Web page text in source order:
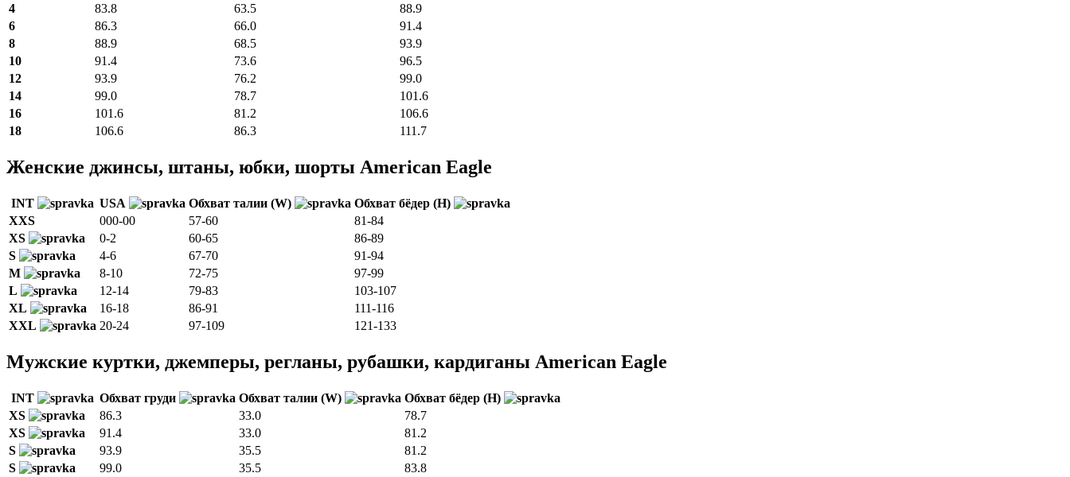
4
83.8 63.5
88.9
6
86.3 66.0
91.4
8
88.9 68.5
93.9
10
91.4 73.6
96.5
12
93.9 76.2
99.0
14
99.0 78.7
101.6
16
101.6 81.2
106.6
18
106.6 86.3 111.7
Женские джинсы, штаны, юбки, шорты American Eagle
INT USA Обхват талии (W)
Обхват бёдер (H)
XXS
000-00 57-60
81-84
XS
0-2 60-65
86-89
S
4-6 67-70
91-94
M
8-10 72-75
97-99
L
12-14 79-83
103-107
XL
16-18 86-91
111-116
XXL
20-24 97-109 121-133
Мужские куртки, джемперы, регланы, рубашки, кардиганы American Eagle
INT Обхват груди Обхват талии (W)
Обхват бёдер (H)
XS
86.3 33.0
78.7
XS
91.4 33.0
81.2
S
93.9 35.5
81.2
S
99.0 35.5
83.8